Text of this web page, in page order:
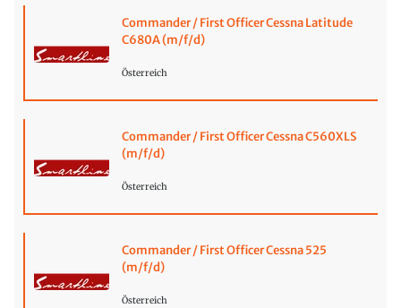
Commander / First Officer Cessna Latitude
C680A (m/f/d)
Österreich
Commander / First Officer Cessna C560XLS
(m/f/d)
Österreich
Commander / First Officer Cessna 525
(m/f/d)
Österreich